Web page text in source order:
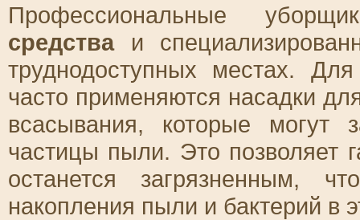
Профессиональные
средстваи
труднодоступных местах.
часто применяются насадки
всасывания, которые могут
частицы пыли. Это позволяет
останется загрязненным,
накопления пыли и бактерий в